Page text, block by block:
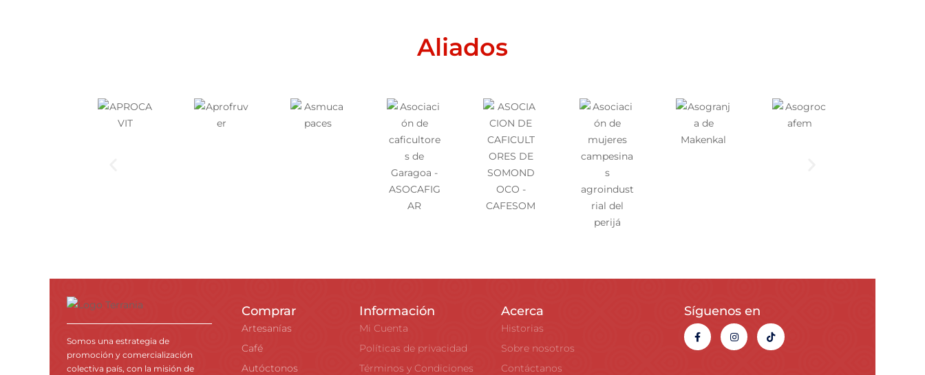
Aliados
Somos una estrategia de
promoción y comercialización
colectiva país, con la misión de
Comprar
Artesanías
Café
Autóctonos
Información
Mi Cuenta
Políticas de privacidad
Términos y Condiciones
Acerca
Historias
Sobre nosotros
Contáctanos
Síguenos en